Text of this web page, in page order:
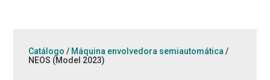
Catálogo / Máquina envolvedora semiautomática /
NEOS (Model 2023)